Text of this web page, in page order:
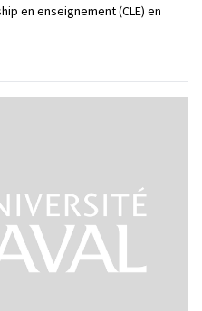
en enseignement (CLE) en